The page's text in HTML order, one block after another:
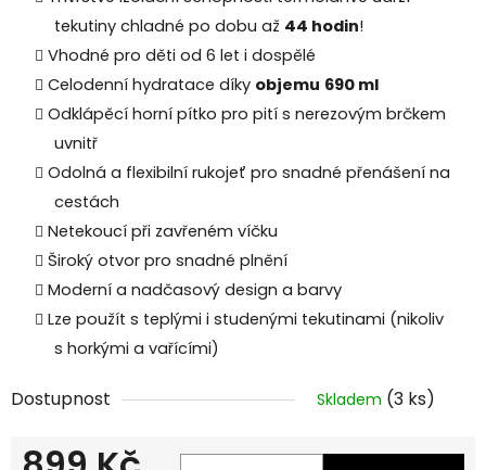
tekutiny chladné po dobu až 44 hodin!
Vhodné pro děti od 6 let i dospělé
Celodenní hydratace díky objemu 690 ml
Odklápěcí horní pítko pro pití s nerezovým brčkem
uvnitř
Odolná a flexibilní rukojeť pro snadné přenášení na
cestách
Netekoucí při zavřeném víčku
Široký otvor pro snadné plnění
Moderní a nadčasový design a barvy
Lze použít s teplými i studenými tekutinami (nikoliv
s horkými a vařícími)
Dostupnost Skladem (3 ks)